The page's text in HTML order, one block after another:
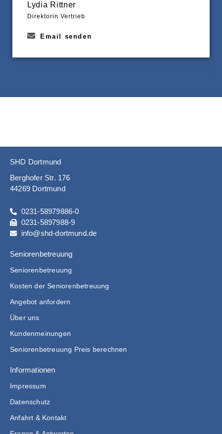
Lydia Rittner
Direktorin Vertrieb
Email senden
SHD Dortmund
Berghofer Str. 176
44269 Dortmund
0231-58979886-0
0231-5897988-9
info@shd-dortmund.de
Seniorenbetreuung
Seniorenbetreuung
Kosten der Seniorenbetreuung
Angebot anfordern
Über uns
Kundenmeinungen
Seniorenbetreuung Preis berechnen
Informationen
Impressum
Datenschutz
Anfahrt & Kontakt